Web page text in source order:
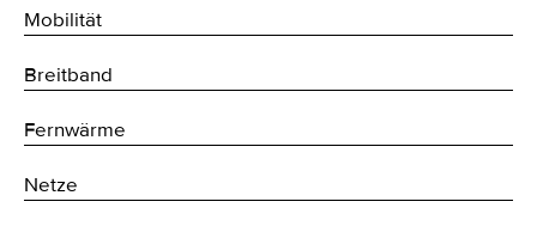
Mobilität
Breitband
Fernwärme
Netze